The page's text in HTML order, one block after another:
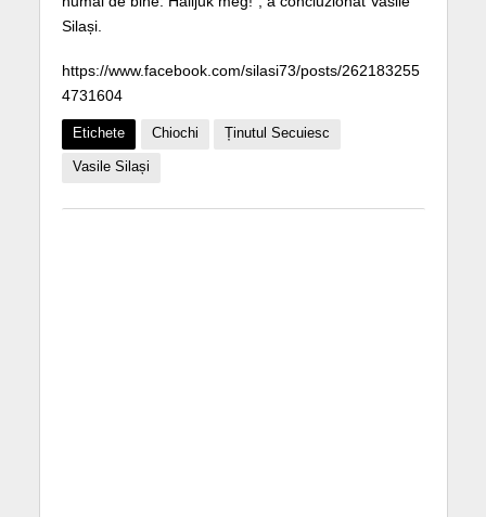
Silași.
https://www.facebook.com/silasi73/posts/262183255
4731604
Etichete Chiochi Ținutul Secuiesc
Vasile Silași